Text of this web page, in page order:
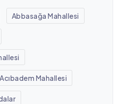
Abbasağa Mahallesi
Acıbadem Mahallesi